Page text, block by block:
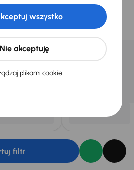
pojazdyz naszej oferty. Kupimy
pojazdówkażdego dnia.
filtr
plikami cookie
Nie akceptuję
wszystko